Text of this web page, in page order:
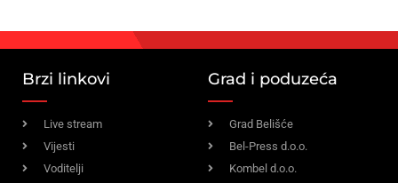
Brzi linkovi
Live stream
Vijesti
Voditelji
Grad i poduzeća
Grad Belišće
Bel-Press d.o.o.
Kombel d.o.o.